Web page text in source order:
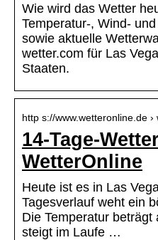
Wie wird das Wetter
Temperatur-, Wind-
sowie aktuelle
wetter.com für Las
Staaten.
http s://www.wetteronline.de
14-Tage-
WetterOnline
Heute ist es in Las
Tagesverlauf weht ein
Die Temperatur beträgt
steigt im Laufe …